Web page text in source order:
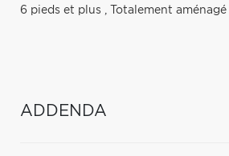
6 pieds et plus , Totalement aménagé
ADDENDA